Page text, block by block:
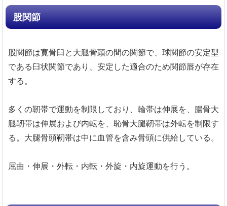
股関節
股関節は寛骨臼と大腿骨頭の間の関節で、球関節の安定型
である臼状関節であり、安定した適合のため関節唇が存在
する。
多くの靭帯で運動を制限しており、輪帯は伸展を、腸骨大
腿靭帯は伸展および内転を、恥骨大腿靭帯は外転を制限す
る。大腿骨頭靭帯は中に血管を含み骨頭に供給している。
屈曲・伸展・外転・内転・外旋・内旋運動を行う。